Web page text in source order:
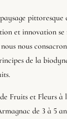
pittoresque
et innovation se
nous
de la
Fruits et Fleurs
de 3 à 5